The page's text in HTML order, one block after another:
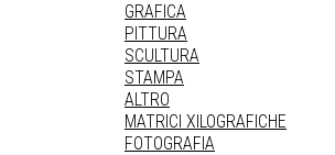
GRAFICA
PITTURA
SCULTURA
STAMPA
ALTRO
MATRICI XILOGRAFICHE
FOTOGRAFIA